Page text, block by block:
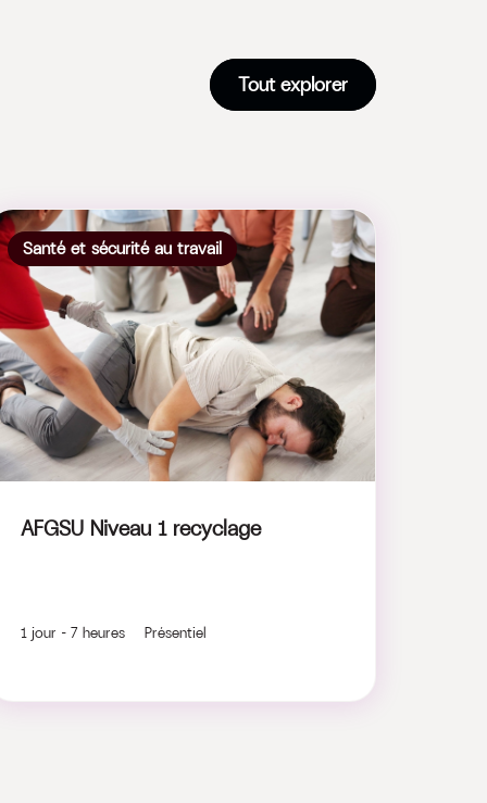
Tout explorer
Santé et sécurité au travail
AFGSU Niveau 1 recyclage
1 jour - 7 heures Présentiel